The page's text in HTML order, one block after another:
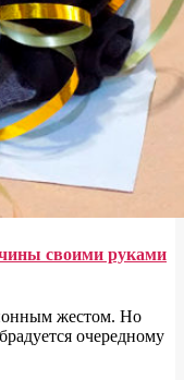
своими руками
жестом. Но
очередному